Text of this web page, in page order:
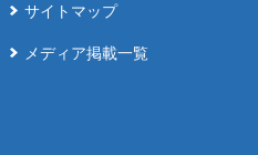
サイトマップ
メディア掲載一覧